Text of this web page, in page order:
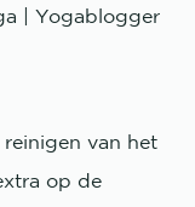
| Yogablogger
reinigen van het
op de